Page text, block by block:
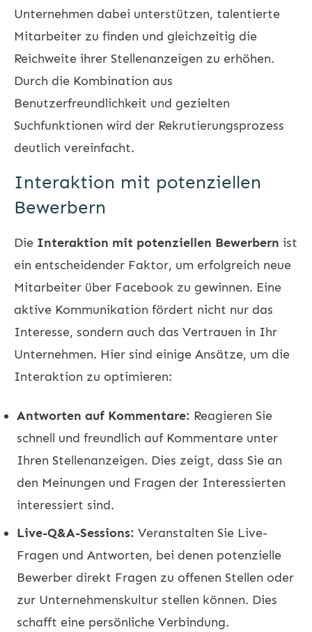
Unternehmen dabei unterstützen, talentierte
Mitarbeiter zu finden und gleichzeitig die
Reichweite ihrer Stellenanzeigen zu erhöhen.
Durch die Kombination aus
Benutzerfreundlichkeit und gezielten
Suchfunktionen wird der Rekrutierungsprozess
deutlich vereinfacht.
Interaktion mit potenziellen
Bewerbern
Die Interaktion mit potenziellen Bewerbern ist
ein entscheidender Faktor, um erfolgreich neue
Mitarbeiter über Facebook zu gewinnen. Eine
aktive Kommunikation fördert nicht nur das
Interesse, sondern auch das Vertrauen in Ihr
Unternehmen. Hier sind einige Ansätze, um die
Interaktion zu optimieren:
Antworten auf Kommentare: Reagieren Sie
schnell und freundlich auf Kommentare unter
Ihren Stellenanzeigen. Dies zeigt, dass Sie an
den Meinungen und Fragen der Interessierten
interessiert sind.
Live-Q&A-Sessions: Veranstalten Sie Live-
Fragen und Antworten, bei denen potenzielle
Bewerber direkt Fragen zu offenen Stellen oder
zur Unternehmenskultur stellen können. Dies
schafft eine persönliche Verbindung.